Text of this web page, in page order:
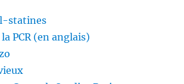
statines
PCR (en anglais)